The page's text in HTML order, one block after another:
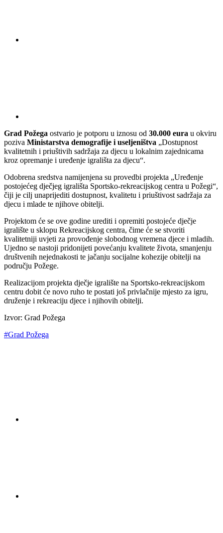
Grad Požega ostvario je potporu u iznosu od 30.000 eura u okviru
poziva Ministarstva demografije i useljeništva „Dostupnost
kvalitetnih i priuštivih sadržaja za djecu u lokalnim zajednicama
kroz opremanje i uređenje igrališta za djecu“.
Odobrena sredstva namijenjena su provedbi projekta „Uređenje
postojećeg dječjeg igrališta Sportsko-rekreacijskog centra u Požegi“,
čiji je cilj unaprijediti dostupnost, kvalitetu i priuštivost sadržaja za
djecu i mlade te njihove obitelji.
Projektom će se ove godine urediti i opremiti postojeće dječje
igralište u sklopu Rekreacijskog centra, čime će se stvoriti
kvalitetniji uvjeti za provođenje slobodnog vremena djece i mladih.
Ujedno se nastoji pridonijeti povećanju kvalitete života, smanjenju
društvenih nejednakosti te jačanju socijalne kohezije obitelji na
području Požege.
Realizacijom projekta dječje igralište na Sportsko-rekreacijskom
centru dobit će novo ruho te postati još privlačnije mjesto za igru,
druženje i rekreaciju djece i njihovih obitelji.
Izvor: Grad Požega
#Grad Požega